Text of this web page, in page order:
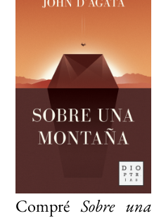
CompréSobre una